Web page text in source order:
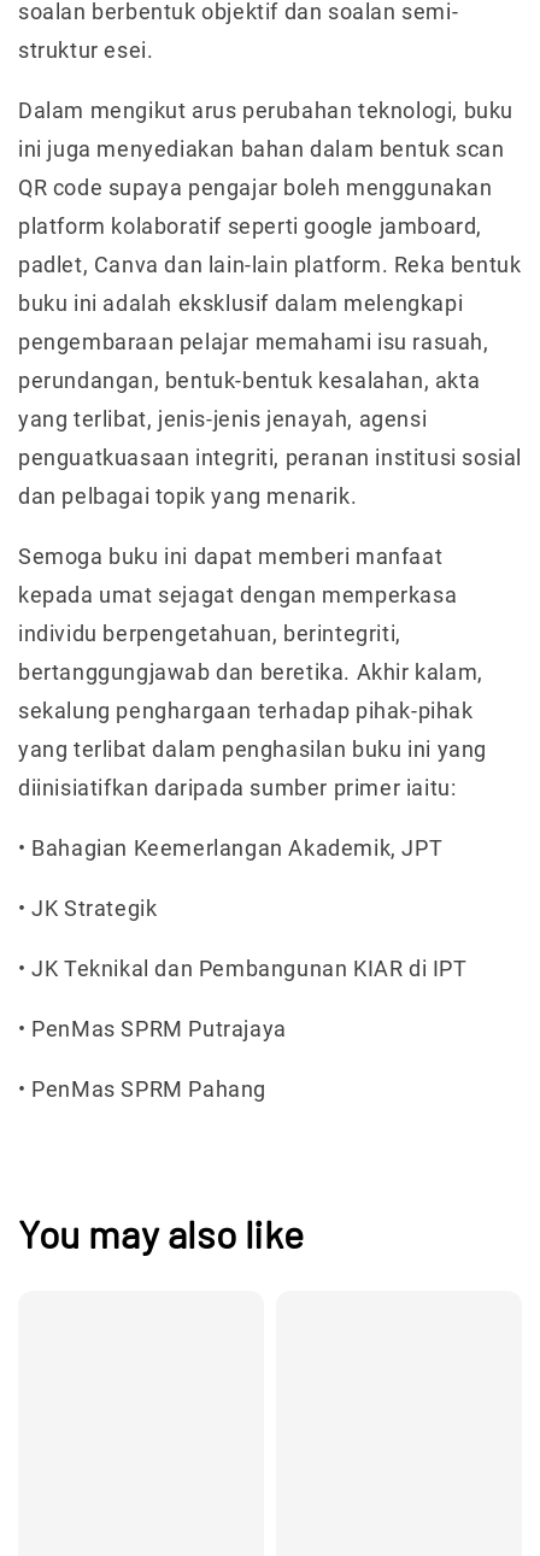
soalan berbentuk objektif dan soalan semi-
struktur esei.
Dalam mengikut arus perubahan teknologi, buku
ini juga menyediakan bahan dalam bentuk scan
QR code supaya pengajar boleh menggunakan
platform kolaboratif seperti google jamboard,
padlet, Canva dan lain-lain platform. Reka bentuk
buku ini adalah eksklusif dalam melengkapi
pengembaraan pelajar memahami isu rasuah,
perundangan, bentuk-bentuk kesalahan, akta
yang terlibat, jenis-jenis jenayah, agensi
penguatkuasaan integriti, peranan institusi sosial
dan pelbagai topik yang menarik.
Semoga buku ini dapat memberi manfaat
kepada umat sejagat dengan memperkasa
individu berpengetahuan, berintegriti,
bertanggungjawab dan beretika. Akhir kalam,
sekalung penghargaan terhadap pihak-pihak
yang terlibat dalam penghasilan buku ini yang
diinisiatifkan daripada sumber primer iaitu:
• Bahagian Keemerlangan Akademik, JPT
• JK Strategik
• JK Teknikal dan Pembangunan KIAR di IPT
• PenMas SPRM Putrajaya
• PenMas SPRM Pahang
You may also like